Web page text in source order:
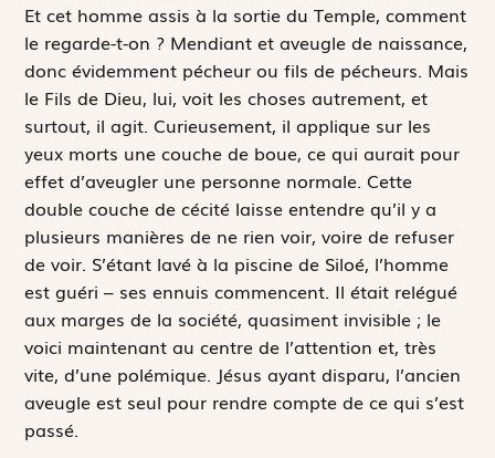
Et cet homme assis à la sortie du Temple, comment
le regarde-t-on ? Mendiant et aveugle de naissance,
donc évidemment pécheur ou fils de pécheurs. Mais
le Fils de Dieu, lui, voit les choses autrement, et
surtout, il agit. Curieusement, il applique sur les
yeux morts une couche de boue, ce qui aurait pour
effet d’aveugler une personne normale. Cette
double couche de cécité laisse entendre qu’il y a
plusieurs manières de ne rien voir, voire de refuser
de voir. S’étant lavé à la piscine de Siloé, l’homme
est guéri – ses ennuis commencent. Il était relégué
aux marges de la société, quasiment invisible ; le
voici maintenant au centre de l’attention et, très
vite, d’une polémique. Jésus ayant disparu, l’ancien
aveugle est seul pour rendre compte de ce qui s’est
passé.